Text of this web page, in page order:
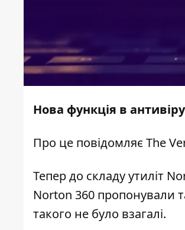
Нова функція в
Про це повідомляє The
Тепер до складу утиліт
Norton 360 пропонували
такого не було взагалі.